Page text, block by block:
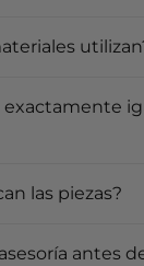
exactamente
las piezas?
antes